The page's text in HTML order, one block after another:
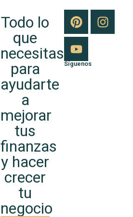
Todo lo
que
necesitas
para
ayudarte
a
mejorar
tus
finanzas
y hacer
crecer
tu
negocio
Síguenos